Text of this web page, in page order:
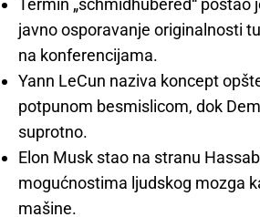
Termin „schmidhubered“ postao
javno osporavanje originalnosti
na konferencijama.
Yann LeCun naziva koncept
potpunom besmislicom, dok
suprotno.
Elon Musk stao na stranu
mogućnostima ljudskog mozga
mašine.